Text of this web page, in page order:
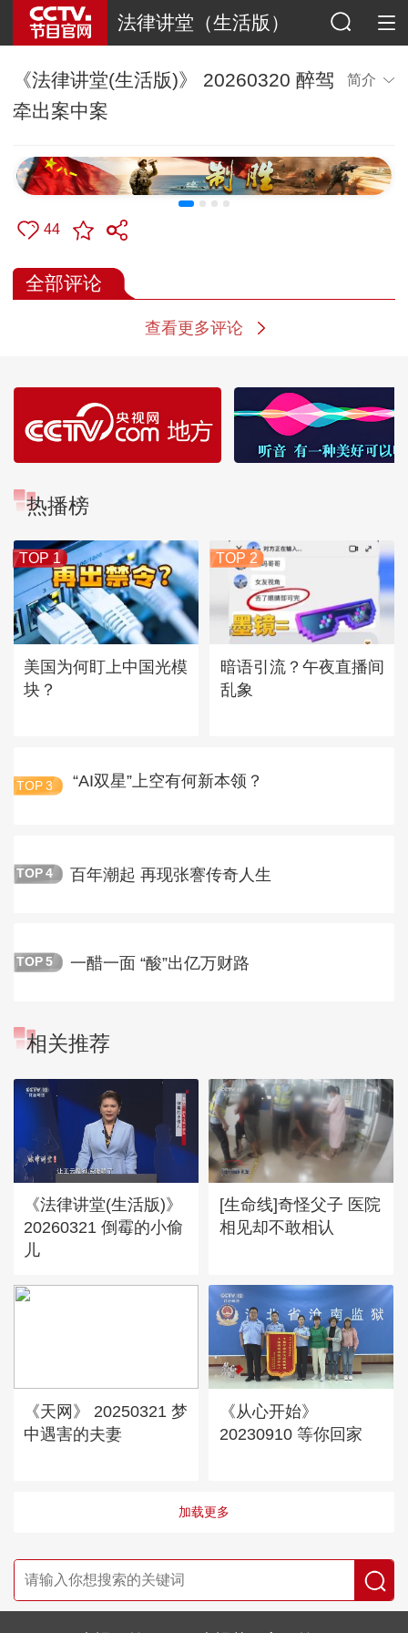
法律讲堂（生活版）
《法律讲堂(生活版)》 20260320 醉驾
牵出案中案
简介
44
全部评论
查看更多评论
热播榜
TOP 1
美国为何盯上中国光模
块？
TOP 2
暗语引流？午夜直播间
乱象
TOP 3 “AI双星”上空有何新本领？
TOP 4 百年潮起 再现张謇传奇人生
TOP 5 一醋一面 “酸”出亿万财路
相关推荐
《法律讲堂(生活版)》
20260321 倒霉的小偷
儿
[生命线]奇怪父子 医院
相见却不敢相认
《天网》 20250321 梦
中遇害的夫妻
《从心开始》
20230910 等你回家
加载更多